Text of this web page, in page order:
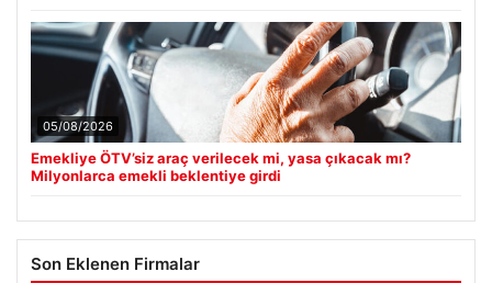
05/08/2026
Emekliye ÖTV’siz araç verilecek mi, yasa çıkacak mı?
Milyonlarca emekli beklentiye girdi
Son Eklenen Firmalar